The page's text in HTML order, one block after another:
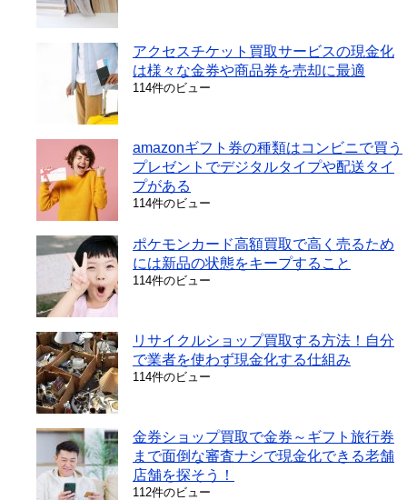
アクセスチケット買取サービスの現金化
は様々な金券や商品券を売却に最適
114件のビュー
amazonギフト券の種類はコンビニで買う
プレゼントでデジタルタイプや配送タイ
プがある
114件のビュー
ポケモンカード高額買取で高く売るため
には新品の状態をキープすること
114件のビュー
リサイクルショップ買取する方法！自分
で業者を使わず現金化する仕組み
114件のビュー
金券ショップ買取で金券～ギフト旅行券
まで面倒な審査ナシで現金化できる老舗
店舗を探そう！
112件のビュー